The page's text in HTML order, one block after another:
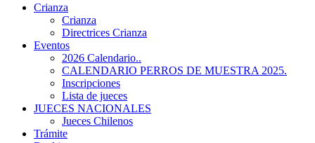
Crianza
Crianza
Directrices Crianza
Eventos
2026 Calendario..
CALENDARIO PERROS DE MUESTRA 2025.
Inscripciones
Lista de jueces
JUECES NACIONALES
Jueces Chilenos
Trámite